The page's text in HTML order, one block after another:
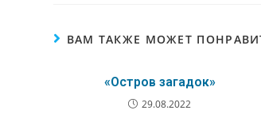
ВАМ ТАКЖЕ МОЖЕТ
«Остров загадок»
29.08.2022